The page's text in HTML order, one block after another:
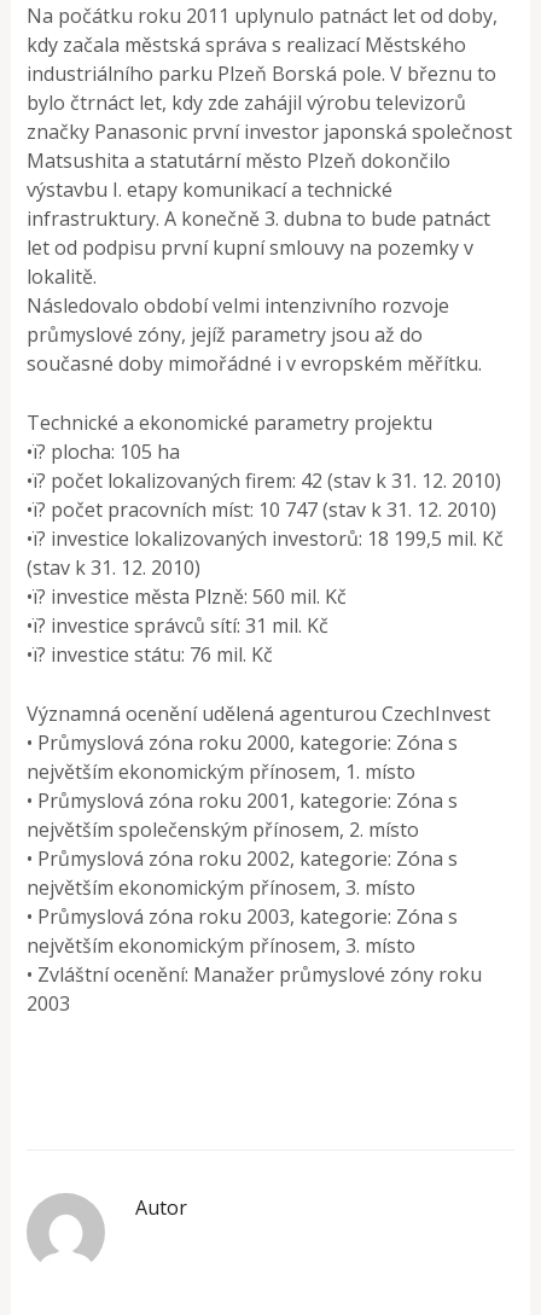
Na počátku roku 2011 uplynulo patnáct let od doby,
kdy začala městská správa s realizací Městského
industriálního parku Plzeň Borská pole. V březnu to
bylo čtrnáct let, kdy zde zahájil výrobu televizorů
značky Panasonic první investor japonská společnost
Matsushita a statutární město Plzeň dokončilo
výstavbu I. etapy komunikací a technické
infrastruktury. A konečně 3. dubna to bude patnáct
let od podpisu první kupní smlouvy na pozemky v
lokalitě.
Následovalo období velmi intenzivního rozvoje
průmyslové zóny, jejíž parametry jsou až do
současné doby mimořádné i v evropském měřítku.
Technické a ekonomické parametry projektu
•ï? plocha: 105 ha
•ï? počet lokalizovaných firem: 42 (stav k 31. 12. 2010)
•ï? počet pracovních míst: 10 747 (stav k 31. 12. 2010)
•ï? investice lokalizovaných investorů: 18 199,5 mil. Kč
(stav k 31. 12. 2010)
•ï? investice města Plzně: 560 mil. Kč
•ï? investice správců sítí: 31 mil. Kč
•ï? investice státu: 76 mil. Kč
Významná ocenění udělená agenturou CzechInvest
• Průmyslová zóna roku 2000, kategorie: Zóna s
největším ekonomickým přínosem, 1. místo
• Průmyslová zóna roku 2001, kategorie: Zóna s
největším společenským přínosem, 2. místo
• Průmyslová zóna roku 2002, kategorie: Zóna s
největším ekonomickým přínosem, 3. místo
• Průmyslová zóna roku 2003, kategorie: Zóna s
největším ekonomickým přínosem, 3. místo
• Zvláštní ocenění: Manažer průmyslové zóny roku
2003
Autor